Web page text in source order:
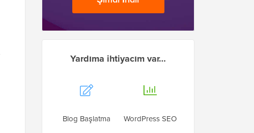
Yardıma ihtiyacım var…
Blog Başlatma WordPress SEO